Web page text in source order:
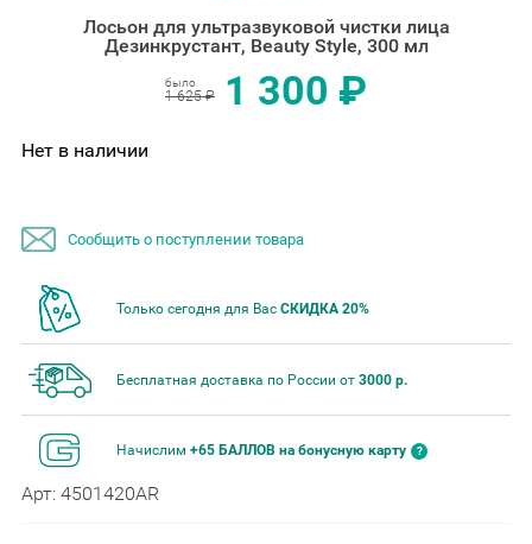
Лосьон для ультразвуковой чистки лица
Дезинкрустант, Beauty Style, 300 мл
было
1 625 ₽ 1 300 ₽
Нет в наличии
Сообщить о поступлении товара
Только сегодня для Вас СКИДКА 20%
Бесплатная доставка по России от 3000 р.
Начислим +65 БАЛЛОВ на бонусную карту
Арт: 4501420АR